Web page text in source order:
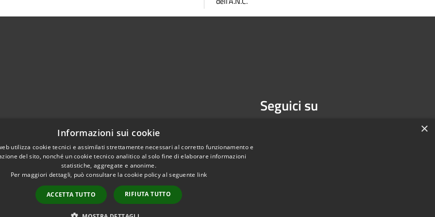
Seguici su
Area Interna
Copyright © 2026 • Comune di Melzo - Città Metropolitana di Milano • Powered by
×
Informazioni sui cookie
utilizza cookie tecnici e assimilati strettamente necessari al corretto funzionamento e
del sito, nonché un cookie tecnico analitico al solo fine di elaborare informazioni
statistiche, aggregate e anonime.
Per maggiori dettagli, può consultare la cookie policy al seguente link
ACCETTA TUTTO RIFIUTA TUTTO